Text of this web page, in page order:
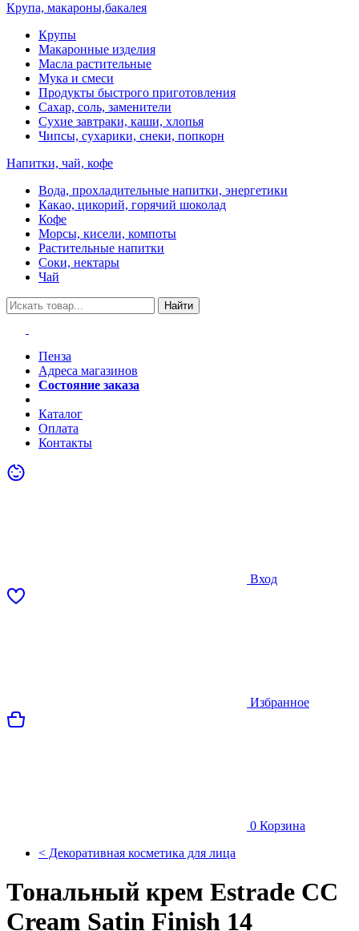
Крупа, макароны,бакалея
Крупы
Макаронные изделия
Масла растительные
Мука и смеси
Продукты быстрого приготовления
Сахар, соль, заменители
Сухие завтраки, каши, хлопья
Чипсы, сухарики, снеки, попкорн
Напитки, чай, кофе
Вода, прохладительные напитки, энергетики
Какао, цикорий, горячий шоколад
Кофе
Морсы, кисели, компоты
Растительные напитки
Соки, нектары
Чай
Найти
Пенза
Адреса магазинов
Состояние заказа
Каталог
Оплата
Контакты
Вход
Избранное
0 Корзина
< Декоративная косметика для лица
Тональный крем Estrade CC
Cream Satin Finish 14